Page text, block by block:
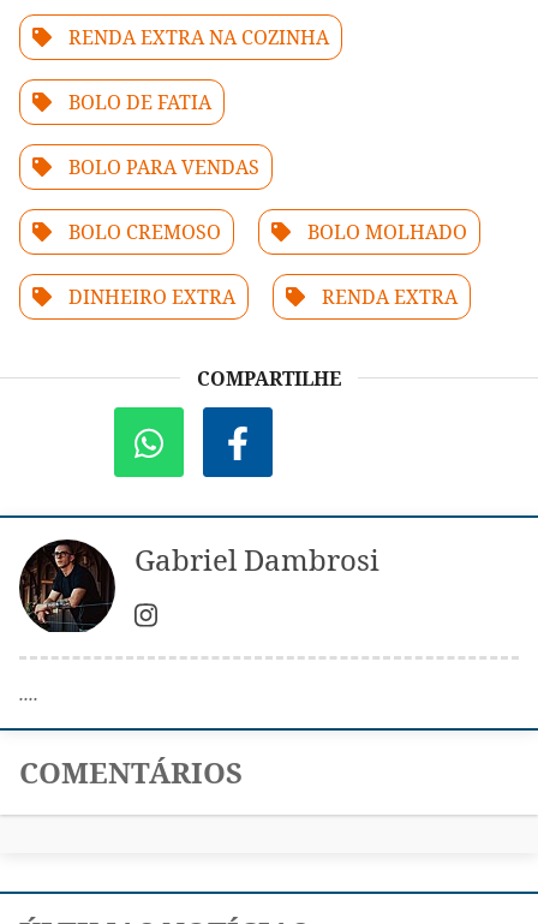
RENDA EXTRA NA COZINHA
BOLO DE FATIA
BOLO PARA VENDAS
BOLO CREMOSO BOLO MOLHADO
DINHEIRO EXTRA RENDA EXTRA
COMPARTILHE
Gabriel Dambrosi
....
COMENTÁRIOS